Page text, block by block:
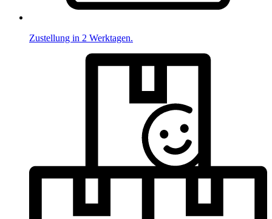
Zustellung in 2 Werktagen.